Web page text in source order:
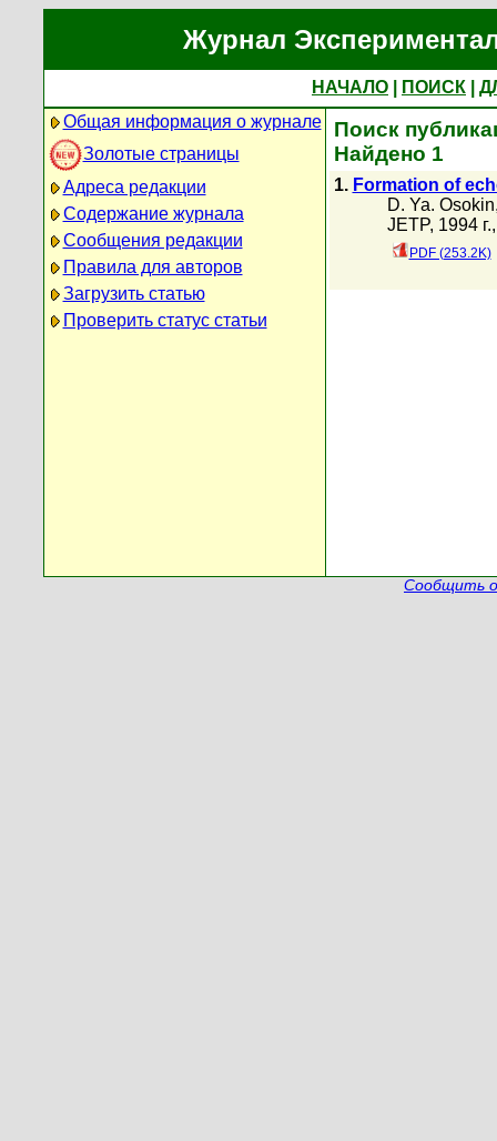
Журнал
НАЧАЛО ПОИСК
Общая информация о журнале
Золотые страницы
Адреса редакции
Содержание журнала
Сообщения редакции
Правила для авторов
Загрузить статью
Проверить статус статьи
Поиск
Найдено 1
1. Formation of
D. Ya. Osokin
JETP, 1994
PDF (253.2K)
Сообщить о